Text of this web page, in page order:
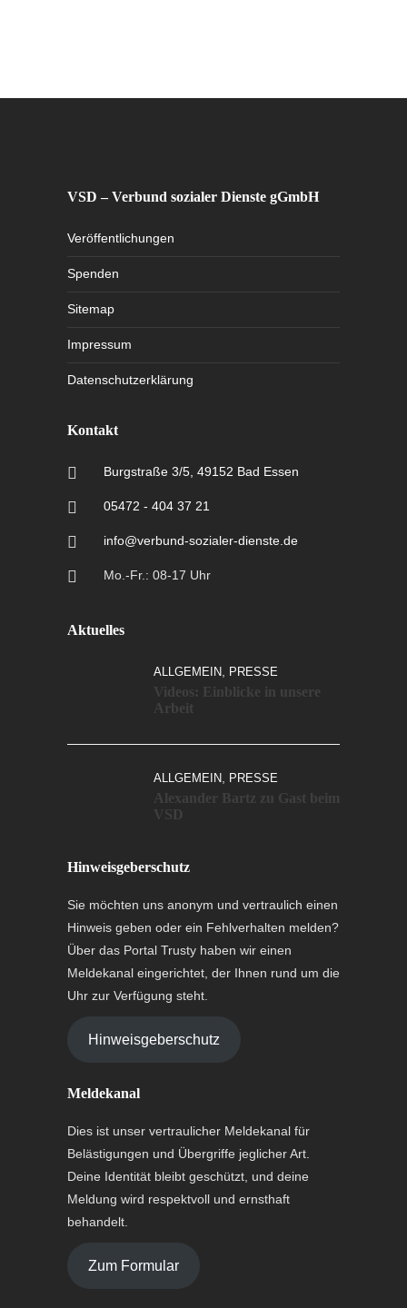
VSD – Verbund sozialer Dienste gGmbH
Veröffentlichungen
Spenden
Sitemap
Impressum
Datenschutzerklärung
Kontakt
Burgstraße 3/5, 49152 Bad Essen
05472 - 404 37 21
info@verbund-sozialer-dienste.de
Mo.-Fr.: 08-17 Uhr
Aktuelles
ALLGEMEIN PRESSE
Videos: Einblicke in unsere
Arbeit
ALLGEMEIN PRESSE
Alexander Bartz zu Gast beim
VSD
Hinweisgeberschutz
Sie möchten uns anonym und vertraulich einen
Hinweis geben oder ein Fehlverhalten melden?
Über das Portal Trusty haben wir einen
Meldekanal eingerichtet, der Ihnen rund um die
Uhr zur Verfügung steht.
Hinweisgeberschutz
Meldekanal
Dies ist unser vertraulicher Meldekanal für
Belästigungen und Übergriffe jeglicher Art.
Deine Identität bleibt geschützt, und deine
Meldung wird respektvoll und ernsthaft
behandelt.
Zum Formular